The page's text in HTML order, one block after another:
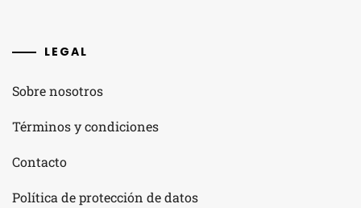
LEGAL
Sobre nosotros
Términos y condiciones
Contacto
Política de protección de datos